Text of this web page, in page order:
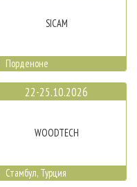
SICAM
Порденоне
22-25.10.2026
WOODTECH
Стамбул, Турция